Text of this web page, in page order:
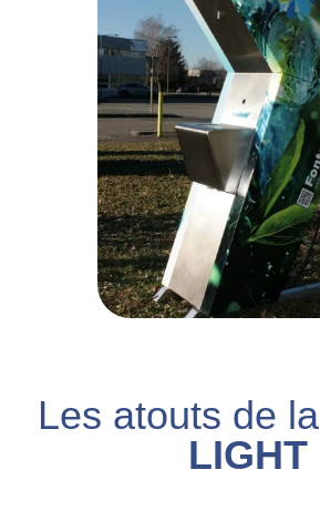
Les atouts de la
LIGHT